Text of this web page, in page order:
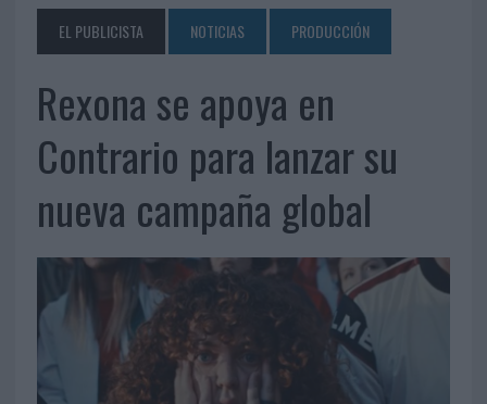
EL PUBLICISTA NOTICIAS PRODUCCIÓN
Rexona se apoya en
Contrario para lanzar su
nueva campaña global